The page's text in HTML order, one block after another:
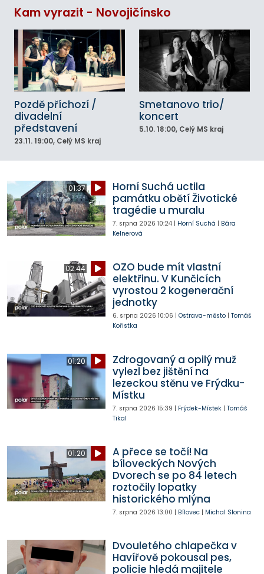
Kam vyrazit - Novojičínsko
Pozdě příchozí /
divadelní
představení
23.11. 19:00, Celý MS kraj
Smetanovo trio/
koncert
5.10. 18:00, Celý MS kraj
01:37
Horní Suchá uctila
památku obětí Životické
tragédie u muralu
7. srpna 2026 10:24| Horní Suchá | Bára
Kelnerová
02:44
OZO bude mít vlastní
elektřinu. V Kunčicích
vyrostou 2 kogenerační
jednotky
6. srpna 2026 10:06 | Ostrava-město| Tomáš
Kořistka
01:20
Zdrogovaný a opilý muž
vylezl bez jištění na
lezeckou stěnu ve Frýdku-
Místku
7. srpna 2026 15:39 | Frýdek-Místek| Tomáš
Tikal
01:20
A přece se točí! Na
bíloveckých Nových
Dvorech se po 84 letech
roztočily lopatky
historického mlýna
7. srpna 2026 13:00 | Bílovec| Michal Slonina
Dvouletého chlapečka v
Havířově pokousal pes,
policie hledá majitele